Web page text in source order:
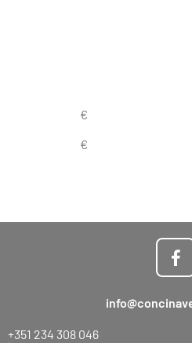
+351 234 308 046